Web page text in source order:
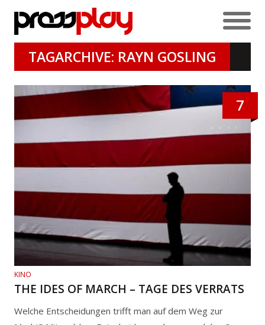
TAGARCHIVE: RAYN GOSLING
7
KINO
THE IDES OF MARCH – TAGE DES VERRATS
Welche Entscheidungen trifft man auf dem Weg zur